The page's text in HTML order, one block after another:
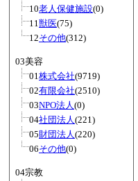
10老人保健施設(0)
11獣医(75)
12その他(312)
03美容
01株式会社(9719)
02有限会社(2510)
03NPO法人(0)
04社団法人(221)
05財団法人(220)
06その他(0)
04宗教